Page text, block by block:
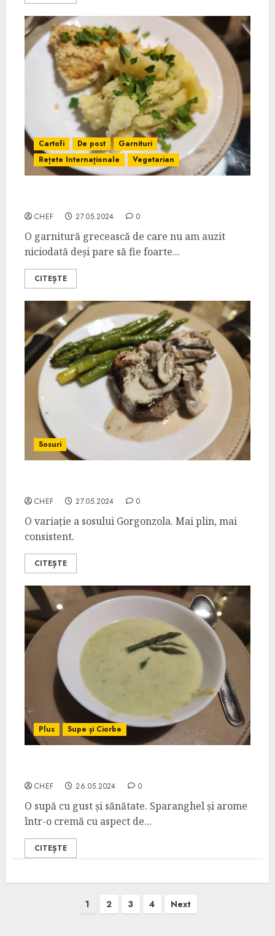
Cartofi De post
Garnituri
Rețete Internaționale
Vegetarian
CHEF 27.05.2024 0
O garnitură grecească de care nu am auzit
niciodată deși pare să fie foarte...
CITEȘTE
Sosuri
CHEF 27.05.2024 0
O variație a sosului Gorgonzola. Mai plin, mai
consistent.
CITEȘTE
Plus Supe și Ciorbe
CHEF 26.05.2024 0
O supă cu gust și sănătate. Sparanghel și arome
într-o cremă cu aspect de...
CITEȘTE
1 2 3 4 Next